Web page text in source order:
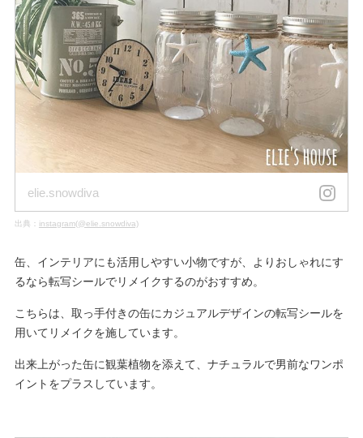
elie.snowdiva
出典： instagram(@elie.snowdiva)
缶、インテリアにも活用しやすい小物ですが、よりおしゃれにす
るなら転写シールでリメイクするのがおすすめ。
こちらは、取っ手付きの缶にカジュアルデザインの転写シールを
用いてリメイクを施しています。
出来上がった缶に観葉植物を添えて、ナチュラルで男前なワンポ
イントをプラスしています。